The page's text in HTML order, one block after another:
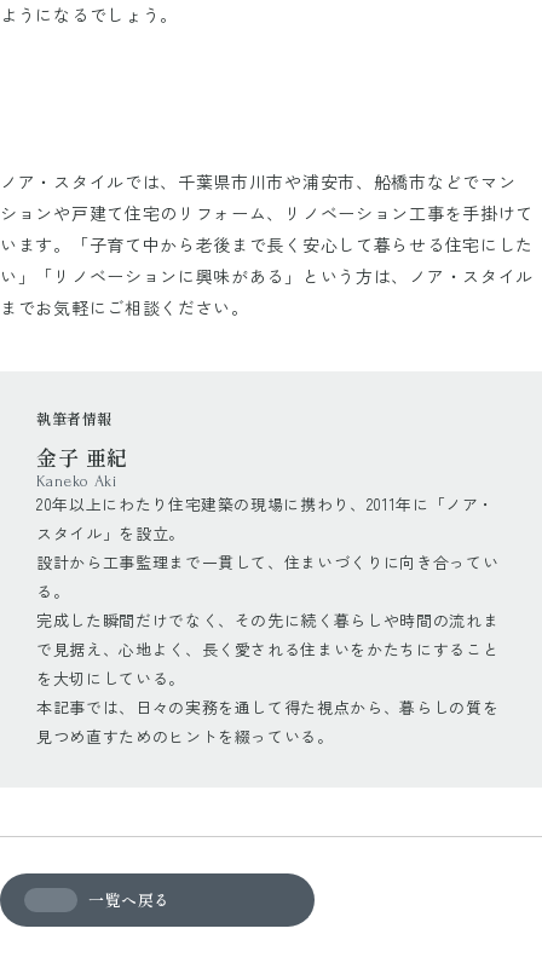
ようになるでしょう。
ノア・スタイルでは、千葉県市川市や浦安市、船橋市などでマン
ションや戸建て住宅のリフォーム、リノベーション工事を手掛けて
います。「子育て中から老後まで長く安心して暮らせる住宅にした
い」「リノベーションに興味がある」という方は、ノア・スタイル
までお気軽にご相談ください。
執筆者情報
金子 亜紀
Kaneko Aki
20年以上にわたり住宅建築の現場に携わり、2011年に「ノア・
スタイル」を設立。
設計から工事監理まで一貫して、住まいづくりに向き合ってい
る。
完成した瞬間だけでなく、その先に続く暮らしや時間の流れま
で見据え、心地よく、長く愛される住まいをかたちにすること
を大切にしている。
本記事では、日々の実務を通して得た視点から、暮らしの質を
見つめ直すためのヒントを綴っている。
一覧へ戻る